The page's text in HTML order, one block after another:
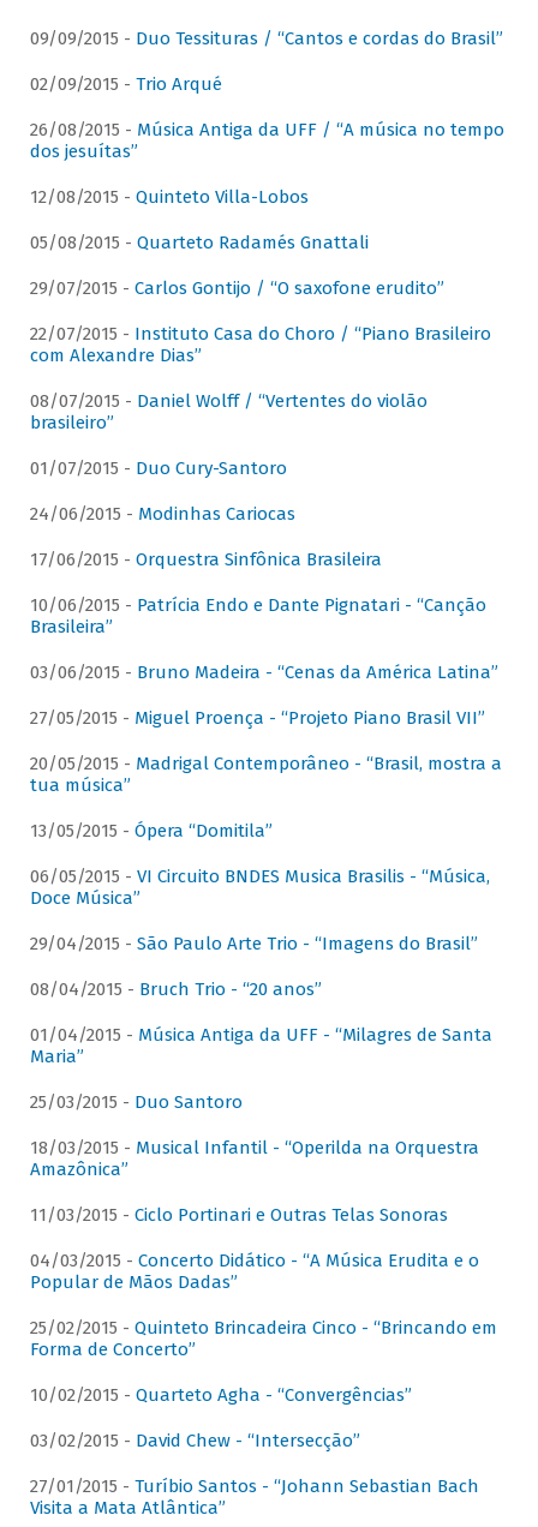
09/09/2015 - Duo Tessituras / “Cantos e cordas do Brasil”
02/09/2015 - Trio Arqué
26/08/2015 - Música Antiga da UFF / “A música no tempo
dos jesuítas”
12/08/2015 - Quinteto Villa-Lobos
05/08/2015 - Quarteto Radamés Gnattali
29/07/2015 - Carlos Gontijo / “O saxofone erudito”
22/07/2015 - Instituto Casa do Choro / “Piano Brasileiro
com Alexandre Dias”
08/07/2015 - Daniel Wolff / “Vertentes do violão
brasileiro”
01/07/2015 - Duo Cury-Santoro
24/06/2015 - Modinhas Cariocas
17/06/2015 - Orquestra Sinfônica Brasileira
10/06/2015 - Patrícia Endo e Dante Pignatari - “Canção
Brasileira”
03/06/2015 - Bruno Madeira - “Cenas da América Latina”
27/05/2015 - Miguel Proença - “Projeto Piano Brasil VII”
20/05/2015 - Madrigal Contemporâneo - “Brasil, mostra a
tua música”
13/05/2015 - Ópera “Domitila”
06/05/2015 - VI Circuito BNDES Musica Brasilis - “Música,
Doce Música”
29/04/2015 - São Paulo Arte Trio - “Imagens do Brasil”
08/04/2015 - Bruch Trio - “20 anos”
01/04/2015 - Música Antiga da UFF - “Milagres de Santa
Maria”
25/03/2015 - Duo Santoro
18/03/2015 - Musical Infantil - “Operilda na Orquestra
Amazônica”
11/03/2015 - Ciclo Portinari e Outras Telas Sonoras
04/03/2015 - Concerto Didático - “A Música Erudita e o
Popular de Mãos Dadas”
25/02/2015 - Quinteto Brincadeira Cinco - “Brincando em
Forma de Concerto”
10/02/2015 - Quarteto Agha - “Convergências”
03/02/2015 - David Chew - “Intersecção”
27/01/2015 - Turíbio Santos - “Johann Sebastian Bach
Visita a Mata Atlântica”